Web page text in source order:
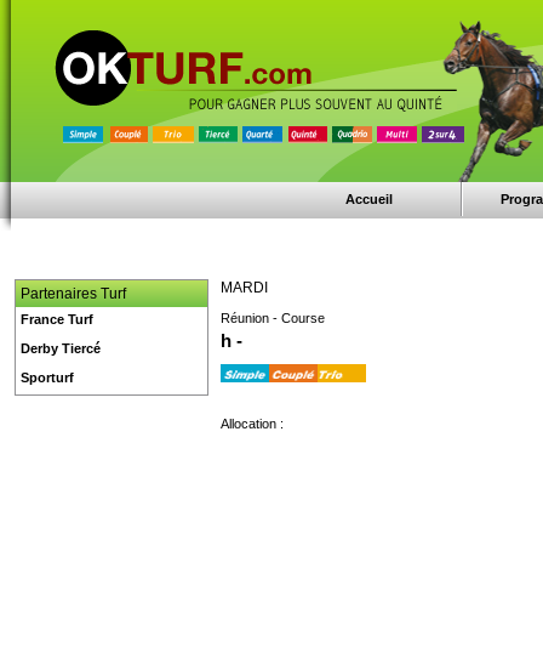
Accueil
MARDI
Réunion - Course
h -
Allocation :
Partenaires Turf
France Turf
Derby Tiercé
Sporturf